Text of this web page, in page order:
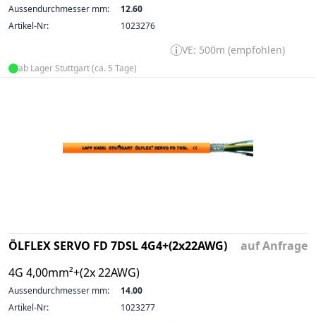
Aussendurchmesser mm:
12.60
Artikel-Nr:
1023276
VE: 500m (empfohlen)
ab Lager Stuttgart (ca. 5 Tage)
ÖLFLEX SERVO FD 7DSL 4G4+(2x22AWG)
4G 4,00mm²+(2x 22AWG)
auf Anfrage
Aussendurchmesser mm:
14.00
Artikel-Nr:
1023277